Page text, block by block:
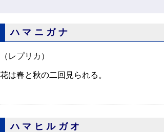
ハマニガナ
（レプリカ）
花は春と秋の二回見られる。
ハマヒルガオ